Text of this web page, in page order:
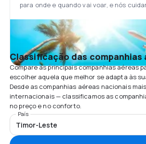
para onde e quando vai voar, e nós
Classificação das companhias
Compare as principais companhias aéreas
escolher aquela que melhor se adapta às
Desde as companhias aéreas nacionais
internacionais — classificamos as
no preço e no conforto.
País
Timor-Leste